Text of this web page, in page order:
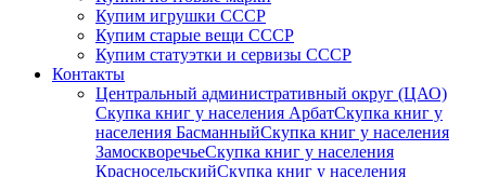
Купим игрушки СССР
Купим старые вещи СССР
Купим статуэтки и сервизы СССР
Контакты
Центральный административный округ (ЦАО)
Скупка книг у населения АрбатСкупка книг у
населения БасманныйСкупка книг у населения
ЗамоскворечьеСкупка книг у населения
КрасносельскийСкупка книг у населения